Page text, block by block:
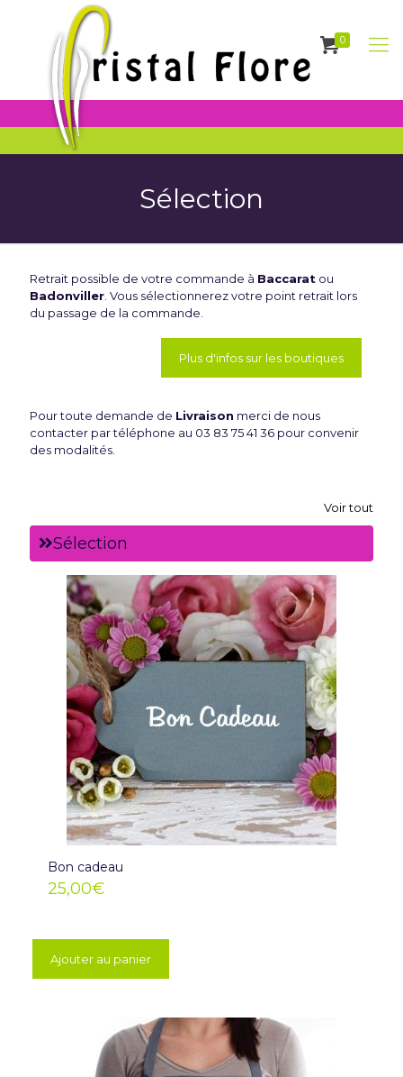
0
Sélection
Retrait possible de votre commande à Baccarat ou
Badonviller . Vous sélectionnerez votre point retrait lors
du passage de la commande.
Plus d'infos sur les boutiques
Pour toute demande de Livraison merci de nous
contacter par téléphone au 03 83 75 41 36 pour convenir
des modalités.
Voir tout
Sélection
Bon cadeau
25,00€
Ajouter au panier